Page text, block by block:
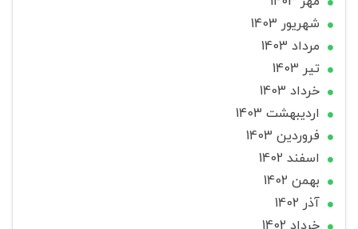
شهریور 1403
مرداد 1403
تير 1403
خرداد 1403
ارديبهشت 1403
فروردین 1403
اسفند 1402
بهمن 1402
آذر 1402